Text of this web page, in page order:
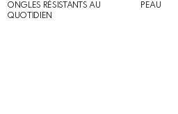
ONGLES RÉSISTANTS AU
QUOTIDIEN
PEAU